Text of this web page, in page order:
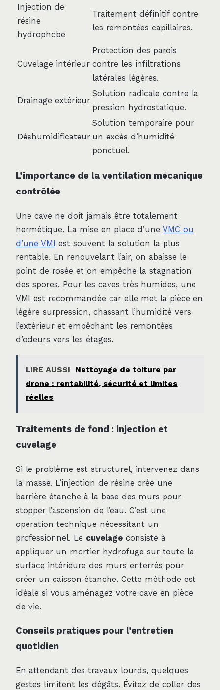
Injection de
résine
hydrophobe
Traitement définitif contre
les remontées capillaires.
Cuvelage intérieur
Protection des parois
contre les infiltrations
latérales légères.
Drainage extérieur
Solution radicale contre la
pression hydrostatique.
Déshumidificateur
Solution temporaire pour
un excès d’humidité
ponctuel.
L’importance de la ventilation mécanique
contrôlée
Une cave ne doit jamais être totalement
hermétique. La mise en place d’une VMC ou
d’une VMI
est souvent la solution la plus
rentable. En renouvelant l’air, on abaisse le
point de rosée et on empêche la stagnation
des spores. Pour les caves très humides, une
VMI est recommandée car elle met la pièce en
légère surpression, chassant l’humidité vers
l’extérieur et empêchant les remontées
d’odeurs vers les étages.
LIRE AUSSI
Nettoyage de toiture par
drone : rentabilité, sécurité et limites
réelles
Traitements de fond : injection et
cuvelage
Si le problème est structurel, intervenez dans
la masse. L’injection de résine crée une
barrière étanche à la base des murs pour
stopper l’ascension de l’eau. C’est une
opération technique nécessitant un
professionnel. Le cuvelage consiste à
appliquer un mortier hydrofuge sur toute la
surface intérieure des murs enterrés pour
créer un caisson étanche. Cette méthode est
idéale si vous aménagez votre cave en pièce
de vie.
Conseils pratiques pour l’entretien
quotidien
En attendant des travaux lourds, quelques
gestes limitent les dégâts. Évitez de coller des